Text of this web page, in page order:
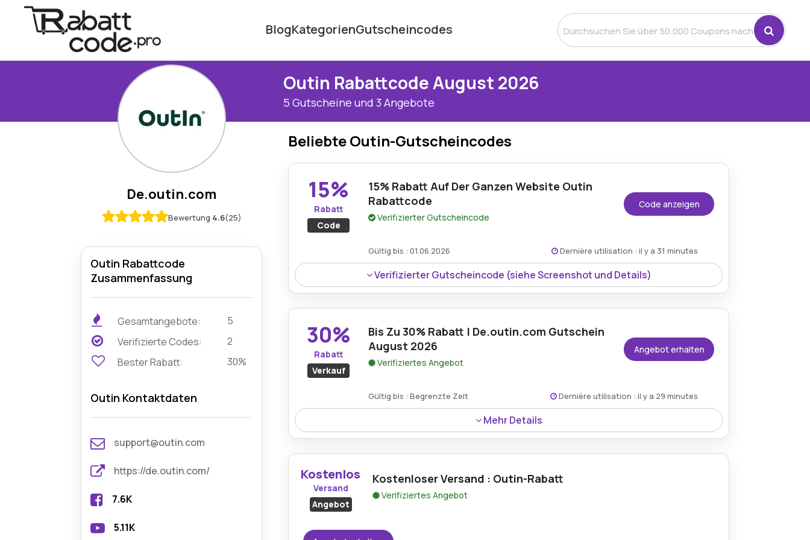
BlogKategorienGutscheincodes
Outin Rabattcode August 2026
5 Gutscheine und 3 Angebote
Beliebte Outin-Gutscheincodes
15%
Rabatt
Code
15% Rabatt Auf Der Ganzen Website Outin
Rabattcode
Verifizierter Gutscheincode
Code anzeigen
Gültig bis : 01.06.2026 Dernière utilisation : il y a 31 minutes
Verifizierter Gutscheincode (siehe Screenshot und Details)
30%
Rabatt
Verkauf
Bis Zu 30% Rabatt | De.outin.com Gutschein
August 2026
Verifiziertes Angebot
Angebot erhalten
Gültig bis : Begrenzte Zeit Dernière utilisation : il y a 29 minutes
Mehr Details
Mindestkaufbetrag:
Berechtigung:
Art des Angebots:
Kostenlos
Versand
Angebot
Kostenloser Versand : Outin-Rabatt
Verifiziertes Angebot
De.outin.com
Bewertung 4.6(25)
Outin Rabattcode
Zusammenfassung
Gesamtangebote:
5
Verifizierte Codes:
2
Bester Rabatt:
30%
Outin Kontaktdaten
support@outin.com
https://de.outin.com/
7.6K
5.11K